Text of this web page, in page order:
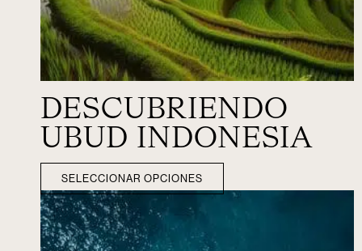
DESCUBRIENDO
UBUD INDONESIA
SELECCIONAR OPCIONES